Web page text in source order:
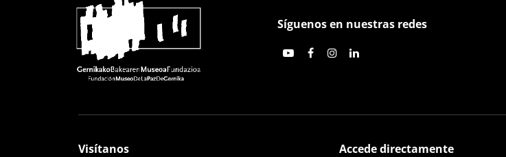
Síguenos en nuestras redes
Visítanos Accede directamente